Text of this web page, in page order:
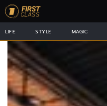
LIFE STYLE MAGIC